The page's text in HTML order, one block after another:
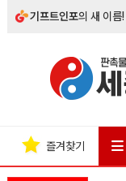
기프트인포의 새 이름!
즐겨찾기